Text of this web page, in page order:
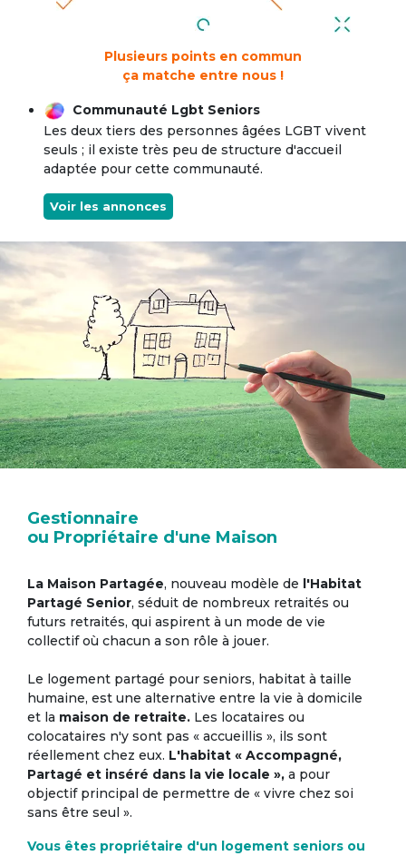
Plusieurs points en commun
ça matche entre nous !
Communauté Lgbt Seniors
Les deux tiers des personnes âgées LGBT vivent
seuls ; il existe très peu de structure d'accueil
adaptée pour cette communauté.
Voir les annonces
Gestionnaire
ou Propriétaire d'une Maison
La Maison Partagée, nouveau modèle de l'Habitat
Partagé Senior, séduit de nombreux retraités ou
futurs retraités, qui aspirent à un mode de vie
collectif où chacun a son rôle à jouer.
Le logement partagé pour seniors, habitat à taille
humaine, est une alternative entre la vie à domicile
et la maison de retraite. Les locataires ou
colocataires n'y sont pas « accueillis », ils sont
réellement chez eux. L'habitat « Accompagné,
Partagé et inséré dans la vie locale », a pour
objectif principal de permettre de « vivre chez soi
sans être seul ».
Vous êtes propriétaire d'un logement seniors ou